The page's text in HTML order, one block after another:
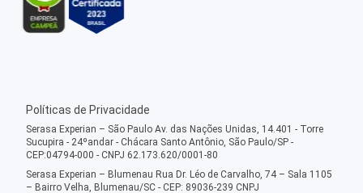
Políticas de Privacidade
Serasa Experian – São Paulo Av. das Nações Unidas, 14.401 - Torre
Sucupira - 24ºandar - Chácara Santo Antônio, São Paulo/SP -
CEP:04794-000 - CNPJ 62.173.620/0001-80
Serasa Experian – Blumenau Rua Dr. Léo de Carvalho, 74 – Sala 1105
– Bairro Velha, Blumenau/SC - CEP: 89036-239 CNPJ